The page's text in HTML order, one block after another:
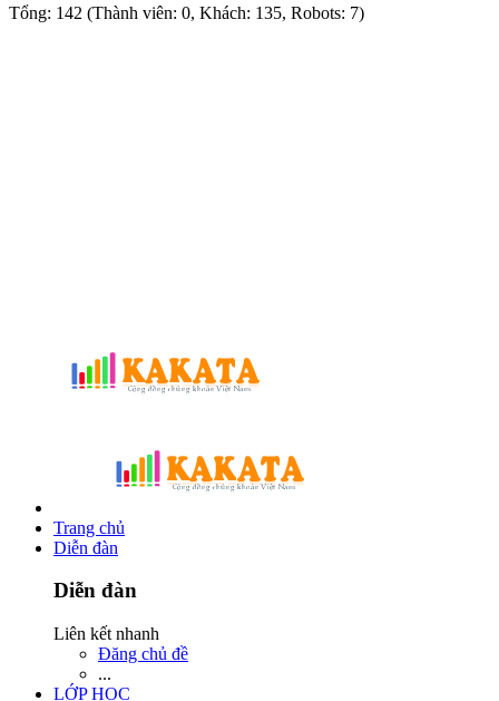
Tổng: 142 (Thành viên: 0, Khách: 135, Robots: 7)
Trang chủ
Diễn đàn
Diễn đàn
Liên kết nhanh
Đăng chủ đề
...
LỚP HỌC